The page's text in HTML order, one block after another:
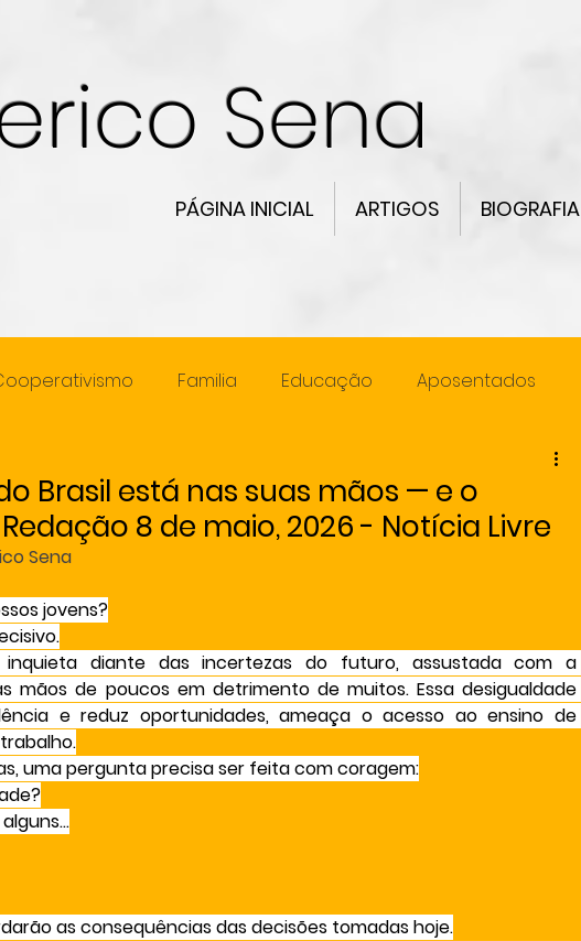
Sena
PÁGINA INICIAL ARTIGOS BIOGRAFIA
Familia Educação Aposentados
Brasil está nas suas mãos — e o
8 de maio, 2026 - Notícia Livre
Sena
jovens?
diante das incertezas do futuro, assustada com a
mãos de poucos em detrimento de muitos. Essa desigualdade
e reduz oportunidades, ameaça o acesso ao ensino de
uma pergunta precisa ser feita com coragem:
as consequências das decisões tomadas hoje.